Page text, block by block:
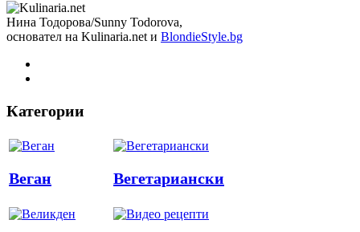
Нина Тодорова/Sunny Todorova,
основател на Kulinaria.net и BlondieStyle.bg
Категории
Веган Вегетариански